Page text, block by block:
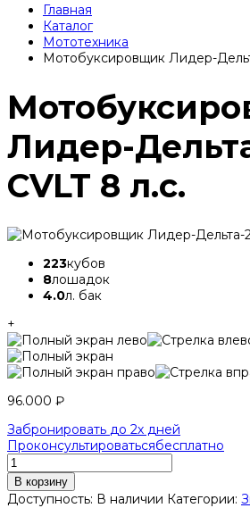
Главная
Каталог
Мототехника
Мотобуксировщик Лидер-
Лидер-
CVLT 8 л.с.
223кубов
8лошадок
4.0л. бак
+
96.000 ₽
Забронировать до 2х дней
Проконсультироватьсябесплатно
В корзину
Доступность: В наличии Категории: